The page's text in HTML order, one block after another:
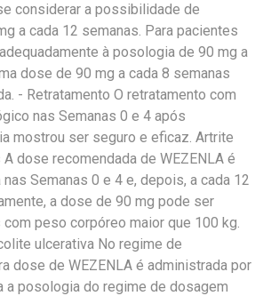
considerar a possibilidade de
a cada 12 semanas. Para pacientes
à posologia de 90 mg a
dose de 90 mg a cada 8 semanas
- Retratamento O retratamento com
nas Semanas 0 e 4 após
mostrou ser seguro e eficaz. Artrite
dose recomendada de WEZENLA é
Semanas 0 e 4 e, depois, a cada 12
a dose de 90 mg pode ser
peso corpóreo maior que 100 kg.
ulcerativa No regime de
dose de WEZENLA é administrada por
a posologia do regime de dosagem